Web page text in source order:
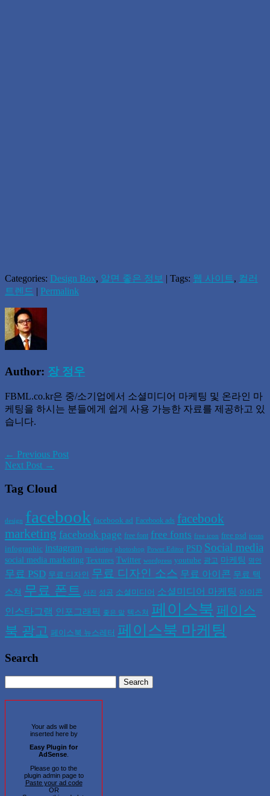
Categories: Design Box, 알면 좋은 정보 | Tags: 웹 사이트 , 컬러
트렌드 | Permalink
Author: 장 정우
FBML.co.kr은 중/소기업에서 소셜미디어 마케팅 및 온라인 마
케팅을 하시는 분들에게 쉽게 사용 가능한 자료를 제공하고 있
습니다.
← Previous Post
Next Post →
Tag Cloud
design facebook facebook ad Facebook ads facebook
marketing facebook page free font free fonts free icon free psd icons
infographic instagram marketing photoshop Power Editor PSD Social media
social media marketing Textures Twitter wordpress youtube 광고 마케팅 명언
무료 PSD 무료 디자인 무료 디자인 소스 무료 아이콘 무료 텍
스쳐 무료 폰트 사진 성공 소셜미디어 소셜미디어 마케팅 아이콘
인스타그램 인포그래픽 좋은 말 텍스쳐 페이스북 페이스
북 광고 페이스북 뉴스레터 페이스북 마케팅
Search
Your ads will be
inserted here by
Easy Plugin for
AdSense
Please go to the
plugin admin page to
Paste your ad code
OR